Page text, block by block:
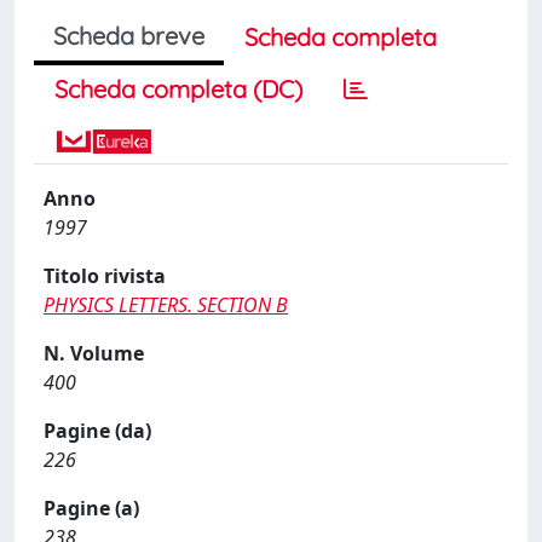
Scheda breve
Scheda completa
Scheda completa (DC)
Anno
1997
Titolo rivista
PHYSICS LETTERS. SECTION B
N. Volume
400
Pagine (da)
226
Pagine (a)